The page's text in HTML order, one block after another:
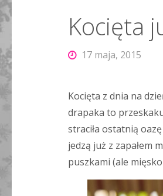
Kocięta
17 maja, 2015
Kocięta z dnia na
drapaka to
straciła ostatnią
jedzą już z zapałem
puszkami (ale